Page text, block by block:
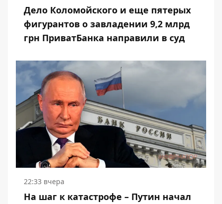
Дело Коломойского и еще пятерых
фигурантов о завладении 9,2 млрд
грн ПриватБанка направили в суд
22:33 вчера
На шаг к катастрофе – Путин начал